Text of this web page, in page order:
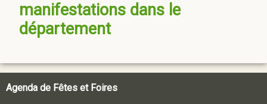
manifestations dans le
département
Agenda de Fêtes et Foires